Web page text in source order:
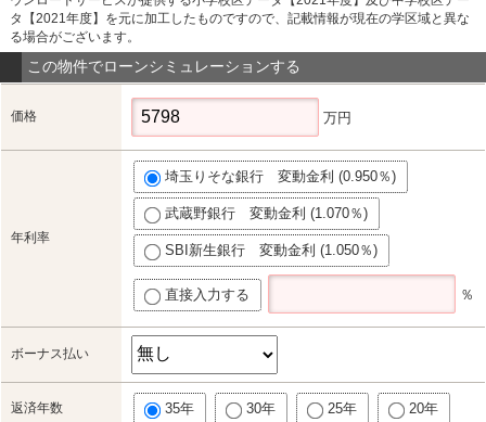
タ【2021年度】を元に加工したものですので、記載情報が現在の学区域と異な
る場合がございます。
この物件でローンシミュレーションする
価格 万円
年利率
埼玉りそな銀行 変動金利 (0.950％)
武蔵野銀行 変動金利 (1.070％)
SBI新生銀行 変動金利 (1.050％)
直接入力する ％
ボーナス払い
返済年数 35年 30年 25年 20年